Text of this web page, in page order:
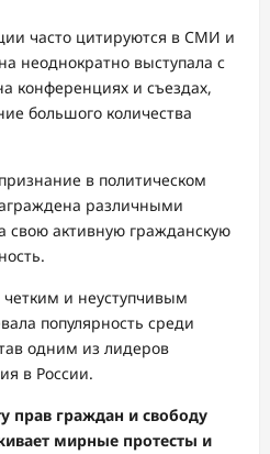
часто цитируются в СМИ и
неоднократно выступала с
конференциях и съездах,
большого количества
в политическом
различными
активную гражданскую
и неуступчивым
популярность среди
одним из лидеров
в России.
прав граждан и свободу
мирные протесты и